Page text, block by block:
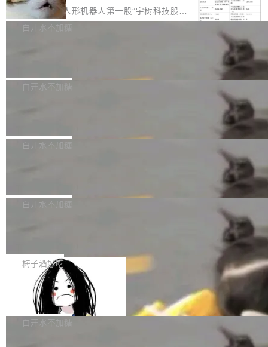
agent 有本质区别。大多数 agent harness 的设
计是基于早期模型的能力—...
细致的一份规则。 政策的核心只有一句话：LLM
可以用来分析、提炼、审阅、建议，但不能用来
不得生成涉及安全性的关键变更，除非作者本身
ek 获配 93.3 万股，锁定 36 个月
8月6日晚间，“人形机器人第一股”宇树科技股份
有限公司披露IPO发行价格及战略配售结果，杭
36个月。 公告显示，本次宇树科技战略配售对
员工参与设立的专项资产管理计划。其中，Dee
获配9...
白开水不加糖
Bug fixes and enhancements 修复多次传递同
一个回归问题，该问题导致拉取镜像时会拒绝包
题，该问题可能导致在旧版 Linux 内核...
白开水不加糖
e 孵化器项目管理委员会（IPMC）投票中获得
P）！这一里程碑不仅标志着 Fluss 迈入新的发
白开水不加糖
长期停止内容更新，未能实现其作为“AI版维基百
提交的编辑请求也长期处于待处理状态。 Groki
pedia 于去年底上线，定位为由人工智能生成内
容的百科平台，被马斯克视为传统众包百科网站
维基百科的替代方案。Lawfare 调查发现，无论
热门页面还是低关注度页面，均未出现近期更
白开水不加糖
是这样的：配 MessageSource 的 Bean、写 R
eloadableResourceBundleMessageSource、
声明 LocaleResolver、注册 LocaleChangeInt
erceptor…五六步之后才能看到第一行翻译文
本。 Solon 换了个方式。整个 i18n 模块围绕三
梅子酒好吃
Apache Doris 4.1 全面增强 Iceberg：
支持 UPDATE、MERGE INTO 与 Iceb
erg V3
Apache Doris 4.1 要补齐的，正是缺失的那一
半。在已有查询能力的基础上，Doris 进一步支
白开水不加糖